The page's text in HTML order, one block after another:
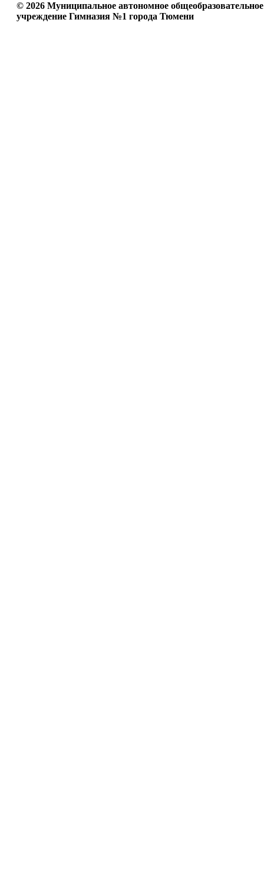
© 2026 Муниципальное автономное общеобразовательное
учреждение Гимназия №1 города Тюмени